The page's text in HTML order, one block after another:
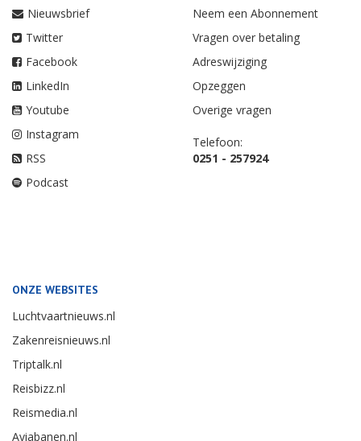
Nieuwsbrief
Twitter
Facebook
LinkedIn
Youtube
Instagram
RSS
Podcast
Neem een Abonnement
Vragen over betaling
Adreswijziging
Opzeggen
Overige vragen
Telefoon:
0251 - 257924
ONZE WEBSITES
Luchtvaartnieuws.nl
Zakenreisnieuws.nl
Triptalk.nl
Reisbizz.nl
Reismedia.nl
Aviabanen.nl